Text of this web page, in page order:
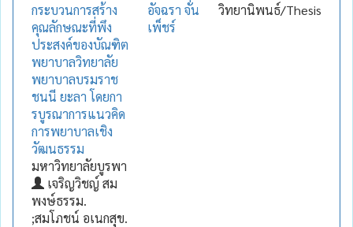
กระบวนการสร้าง
คุณลักษณะที่พึง
ประสงค์ของบัณฑิต
พยาบาลวิทยาลัย
พยาบาลบรมราช
ชนนี ยะลา โดยกา
รบูรณาการแนวคิด
การพยาบาลเชิง
วัฒนธรรม
มหาวิทยาลัยบูรพา
เจริญวิชญ์ สม
พงษ์ธรรม.
;สมโภชน์ อเนกสุข.
อัจฉรา จั่น
เพ็ชร์
วิทยานิพนธ์/Thesis